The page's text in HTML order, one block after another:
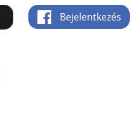
Bejelentkezés